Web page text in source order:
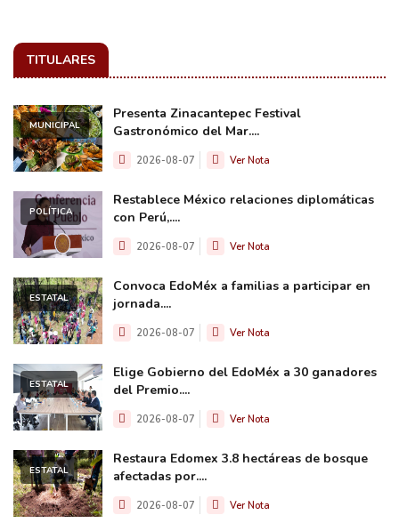
TITULARES
MUNICIPAL
Presenta Zinacantepec Festival
Gastronómico del Mar....
2026-08-07 Ver Nota
POLÍTICA
Restablece México relaciones diplomáticas
con Perú,....
2026-08-07 Ver Nota
ESTATAL
Convoca EdoMéx a familias a participar en
jornada....
2026-08-07 Ver Nota
ESTATAL
Elige Gobierno del EdoMéx a 30 ganadores
del Premio....
2026-08-07 Ver Nota
ESTATAL
Restaura Edomex 3.8 hectáreas de bosque
afectadas por....
2026-08-07 Ver Nota